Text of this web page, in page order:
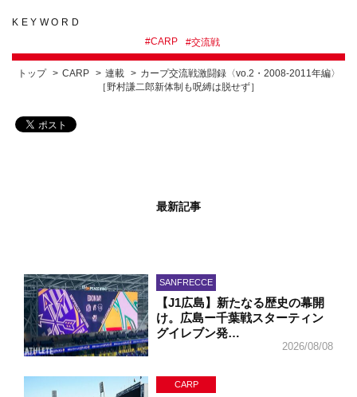
KEYWORD
#CARP #交流戦
トップ CARP 連載
カープ交流戦激闘録〈vo.2・2008-2011年編〉
［野村謙二郎新体制も呪縛は脱せず］
最新記事
SANFRECCE
【J1広島】新たなる歴史の幕開
け。広島ー千葉戦スターティン
グイレブン発…
2026/08/08
CARP